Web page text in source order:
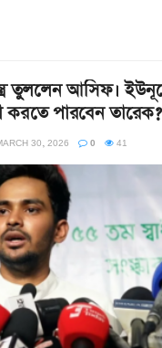
তুললেন আসিফ।
করতে পারবেন তারেক?
30, 2026 0 41